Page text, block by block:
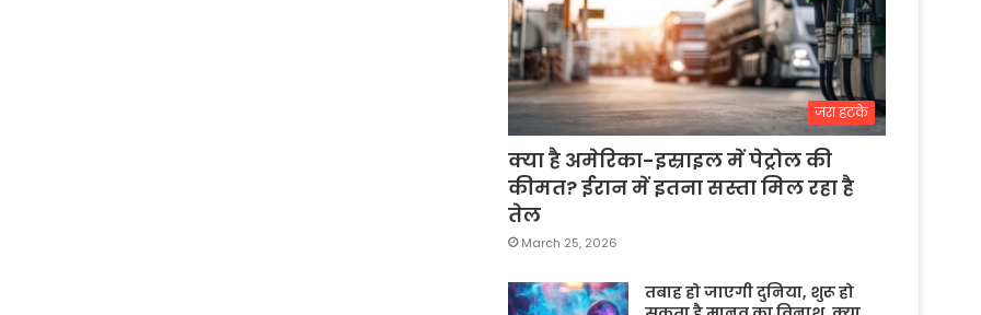
जरा हटके
क्या है अमेरिका-इस्राइल में पेट्रोल की
कीमत? ईरान में इतना सस्ता मिल रहा है
तेल
March 25, 2026
तबाह हो जाएगी दुनिया, शुरू हो